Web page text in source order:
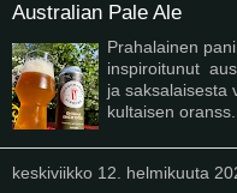
Australian Pale Ale
Prahalainen
inspiroitunut
ja saksalaisesta
kultaisen oranss...
keskiviikko 12. helmikuuta